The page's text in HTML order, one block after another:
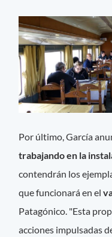
Por último, García
trabajando en la
contendrán los
que funcionará en el
Patagónico. "Esta
acciones impulsadas